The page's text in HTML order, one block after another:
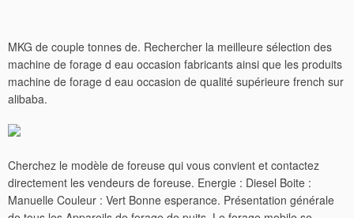
MKG de couple tonnes de. Rechercher la meilleure sélection des
machine de forage d eau occasion fabricants ainsi que les produits
machine de forage d eau occasion de qualité supérieure french sur
alibaba.
Cherchez le modèle de foreuse qui vous convient et contactez
directement les vendeurs de foreuse. Energie : Diesel Boite :
Manuelle Couleur : Vert Bonne esperance. Présentation générale